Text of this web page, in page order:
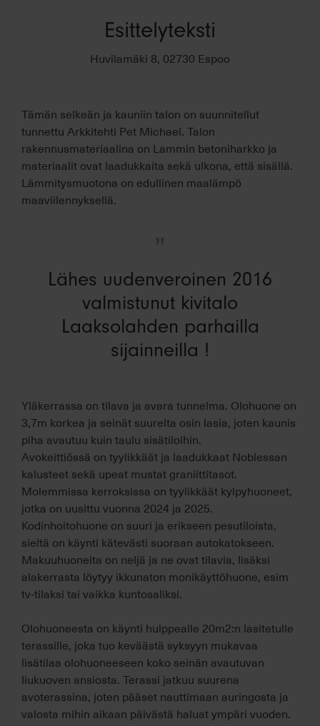
Esittelyteksti
Huvilamäki 8, 02730 Espoo
Tämän selkeän ja kauniin talon on suunnitellut
tunnettu Arkkitehti Pet Michael. Talon
rakennusmateriaalina on Lammin betoniharkko ja
materiaalit ovat laadukkaita sekä ulkona, että sisällä.
Lämmitysmuotona on edullinen maalämpö
maaviilennyksellä.
”
Lähes uudenveroinen 2016
valmistunut kivitalo
Laaksolahden parhailla
sijainneilla !
Yläkerrassa on tilava ja avara tunnelma. Olohuone on
3,7m korkea ja seinät suurelta osin lasia, joten kaunis
piha avautuu kuin taulu sisätiloihin.
Avokeittiössä on tyylikkäät ja laadukkaat Noblessan
kalusteet sekä upeat mustat graniittitasot.
Molemmissa kerroksissa on tyylikkäät kylpyhuoneet,
jotka on uusittu vuonna 2024 ja 2025.
Kodinhoitohuone on suuri ja erikseen pesutiloista,
sieltä on käynti kätevästi suoraan autokatokseen.
Makuuhuoneita on neljä ja ne ovat tilavia, lisäksi
alakerrasta löytyy ikkunaton monikäyttöhuone, esim
tv-tilaksi tai vaikka kuntosaliksi.
Olohuoneesta on käynti hulppealle 20m2:n lasitetulle
terassille, joka tuo keväästä syksyyn mukavaa
lisätilaa olohuoneeseen koko seinän avautuvan
liukuoven ansiosta. Terassi jatkuu suurena
avoterassina, joten pääset nauttimaan auringosta ja
valosta mihin aikaan päivästä haluat ympäri vuoden.